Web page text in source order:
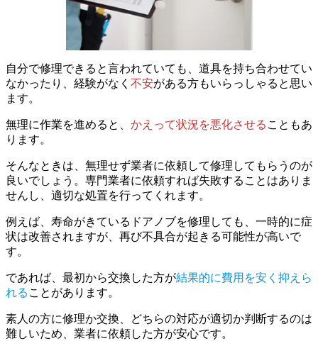
自分で修理できると言われていても、道具を持ち合わせてい
なかったり、経験がなく 不安がある方もいらっしゃると思い
ます。
無理に作業を進めると、 かえって状況を悪化させる こともあ
ります。
そんなときは、無理せず業者に依頼して修理してもらうのが
良いでしょう。専門業者に依頼すれば失敗することはありま
せんし、適切な処置を行ってくれます。
例えば、寿命がきているドアノブを修理しても、一時的に症
状は改善されますが、再び不具合が起きる可能性が高いで
す。
であれば、最初から交換した方が結果的に費用を安く抑えら
れる ことがあります。
素人の方に修理か交換、どちらの対応が適切か判断するのは
難しいため、業者に依頼した方が安心です。